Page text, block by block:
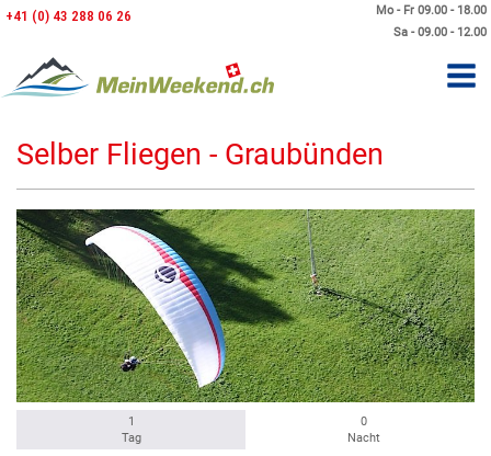
Mo - Fr 09.00 - 18.00
Sa - 09.00 - 12.00
+41 (0) 43 288 06 26
Selber Fliegen - Graubünden
1
Tag
0
Nacht